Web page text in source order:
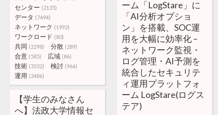
センター (2135)
データ (7494)
ネットワーク (1992)
ワークロード (80)
共同 (2298) 分散 (289)
合意 (585) 広域 (86)
技術 (3532) 検討 (966)
運用 (2486)
ーム「LogStare」に
「AI分析オプショ
ン」を搭載、SOC運
用を大幅に効率化 –
ネットワーク監視・
ログ管理・AI予測を
統合したセキュリテ
ィ運用プラットフォ
ーム LogStare(ログス
テア)
【学生のみなさん
へ】法政大学情報セ